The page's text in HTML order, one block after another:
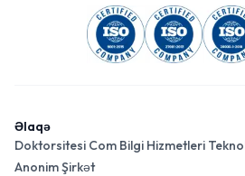
Əlaqə
Doktorsitesi Com Bilgi Hizmetleri
Anonim Şirkət